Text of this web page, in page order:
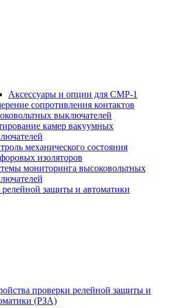
Аксессуары и опции для СМР-1
сопротивления контактов
выключателей
камер вакуумных
механического состояния
изоляторов
мониторинга высоковольтных
защиты и автоматики
проверки релейной защиты и
(РЗА)